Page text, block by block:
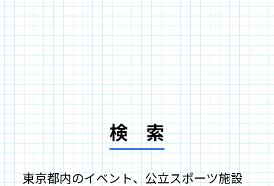
検 索
東京都内のイベント、公立スポーツ施設